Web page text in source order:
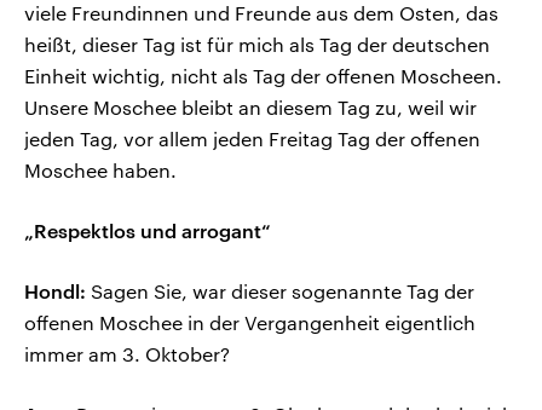
viele Freundinnen und Freunde aus dem Osten, das
heißt, dieser Tag ist für mich als Tag der deutschen
Einheit wichtig, nicht als Tag der offenen Moscheen.
Unsere Moschee bleibt an diesem Tag zu, weil wir
jeden Tag, vor allem jeden Freitag Tag der offenen
Moschee haben.
„Respektlos und arrogant“
Hondl: Sagen Sie, war dieser sogenannte Tag der
offenen Moschee in der Vergangenheit eigentlich
immer am 3. Oktober?